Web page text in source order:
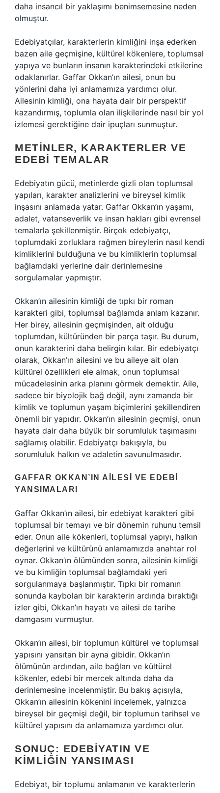
daha insancıl bir yaklaşımı benimsemesine neden
olmuştur.
Edebiyatçılar, karakterlerin kimliğini inşa ederken
bazen aile geçmişine, kültürel kökenlere, toplumsal
yapıya ve bunların insanın karakterindeki etkilerine
odaklanırlar. Gaffar Okkan’ın ailesi, onun bu
yönlerini daha iyi anlamamıza yardımcı olur.
Ailesinin kimliği, ona hayata dair bir perspektif
kazandırmış, toplumla olan ilişkilerinde nasıl bir yol
izlemesi gerektiğine dair ipuçları sunmuştur.
METINLER, KARAKTERLER VE
EDEBI TEMALAR
Edebiyatın gücü, metinlerde gizli olan toplumsal
yapıları, karakter analizlerini ve bireysel kimlik
inşasını anlamada yatar. Gaffar Okkan’ın yaşamı,
adalet, vatanseverlik ve insan hakları gibi evrensel
temalarla şekillenmiştir. Birçok edebiyatçı,
toplumdaki zorluklara rağmen bireylerin nasıl kendi
kimliklerini bulduğuna ve bu kimliklerin toplumsal
bağlamdaki yerlerine dair derinlemesine
sorgulamalar yapmıştır.
Okkan’ın ailesinin kimliği de tıpkı bir roman
karakteri gibi, toplumsal bağlamda anlam kazanır.
Her birey, ailesinin geçmişinden, ait olduğu
toplumdan, kültüründen bir parça taşır. Bu durum,
onun karakterini daha belirgin kılar. Bir edebiyatçı
olarak, Okkan’ın ailesini ve bu aileye ait olan
kültürel özellikleri ele almak, onun toplumsal
mücadelesinin arka planını görmek demektir. Aile,
sadece bir biyolojik bağ değil, aynı zamanda bir
kimlik ve toplumun yaşam biçimlerini şekillendiren
önemli bir yapıdır. Okkan’ın ailesinin geçmişi, onun
hayata dair daha büyük bir sorumluluk taşımasını
sağlamış olabilir. Edebiyatçı bakışıyla, bu
sorumluluk halkın ve adaletin savunulmasıdır.
GAFFAR OKKAN’IN AILESI VE EDEBI
YANSIMALARI
Gaffar Okkan’ın ailesi, bir edebiyat karakteri gibi
toplumsal bir temayı ve bir dönemin ruhunu temsil
eder. Onun aile kökenleri, toplumsal yapıyı, halkın
değerlerini ve kültürünü anlamamızda anahtar rol
oynar. Okkan’ın ölümünden sonra, ailesinin kimliği
ve bu kimliğin toplumsal bağlamdaki yeri
sorgulanmaya başlanmıştır. Tıpkı bir romanın
sonunda kaybolan bir karakterin ardında bıraktığı
izler gibi, Okkan’ın hayatı ve ailesi de tarihe
damgasını vurmuştur.
Okkan’ın ailesi, bir toplumun kültürel ve toplumsal
yapısını yansıtan bir ayna gibidir. Okkan’ın
ölümünün ardından, aile bağları ve kültürel
kökenler, edebi bir mercek altında daha da
derinlemesine incelenmiştir. Bu bakış açısıyla,
Okkan’ın ailesinin kökenini incelemek, yalnızca
bireysel bir geçmişi değil, bir toplumun tarihsel ve
kültürel yapısını da anlamamıza yardımcı olur.
SONUÇ: EDEBIYATIN VE
KIMLIĞIN YANSIMASI
Edebiyat, bir toplumu anlamanın ve karakterlerin